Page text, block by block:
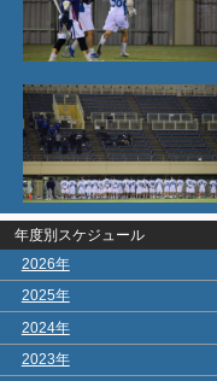
年度別スケジュール
2026年
2025年
2024年
2023年